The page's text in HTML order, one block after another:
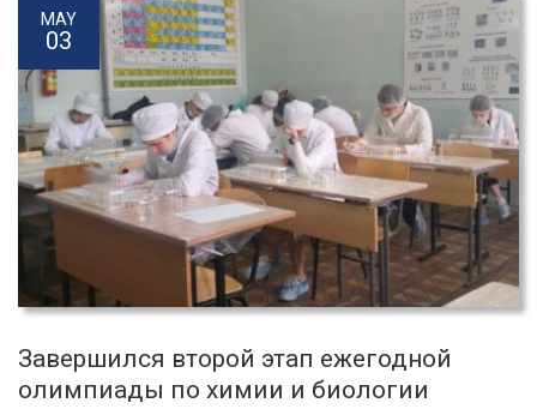
MAY
03
Завершился второй этап ежегодной
олимпиады по химии и биологии